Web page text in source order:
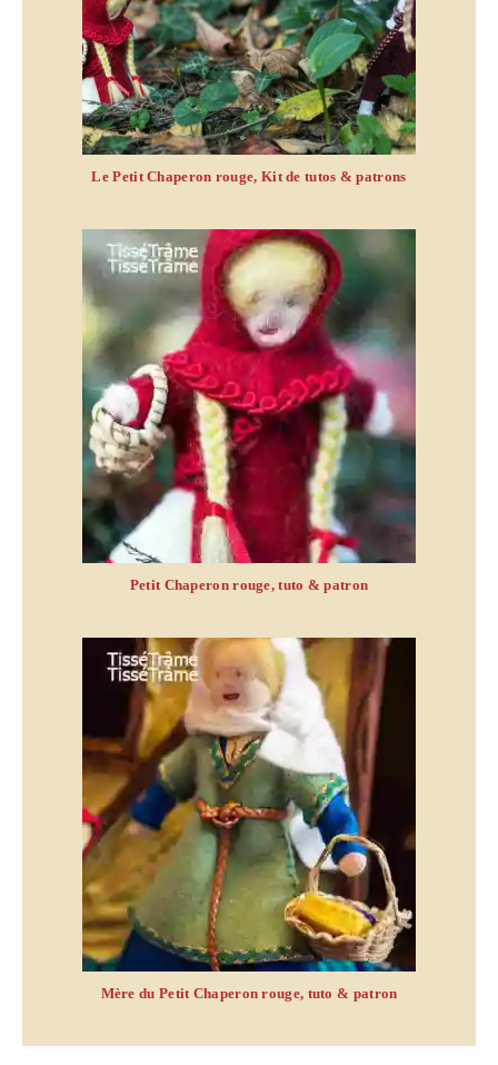
Le Petit Chaperon rouge, Kit de tutos & patrons
Petit Chaperon rouge, tuto & patron
Mère du Petit Chaperon rouge, tuto & patron